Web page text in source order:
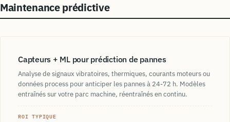
Maintenance prédictive
Capteurs + ML pour prédiction de pannes
Analyse de signaux vibratoires, thermiques, courants moteurs ou
données process pour anticiper les pannes à 24-72 h. Modèles
entraînés sur votre parc machine, réentraînés en continu.
ROI TYPIQUE